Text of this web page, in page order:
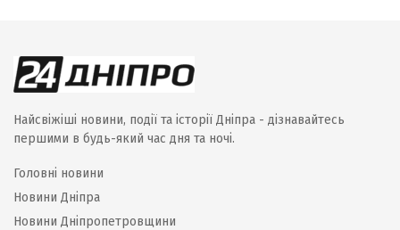
Найсвіжіші новини, події та історії Дніпра - дізнавайтесь
першими в будь-який час дня та ночі.
Головні новини
Новини Дніпра
Новини Дніпропетровщини